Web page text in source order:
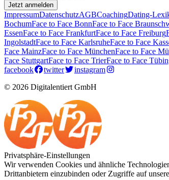
Jetzt anmelden
ImpressumDatenschutzAGBCoachingDating-
BochumFace to Face BonnFace to Face
EssenFace to Face FrankfurtFace to Face Freiburg
IngolstadtFace to Face KarlsruheFace to Face
Face MainzFace to Face MünchenFace to Face
Face StuttgartFace to Face TrierFace to Face
facebook
twitter
instagram
© 2026 Digitalentiert GmbH
Privatsphäre-Einstellungen
Wir verwenden Cookies und ähnliche
Drittanbietern einzubinden oder Zugriffe auf